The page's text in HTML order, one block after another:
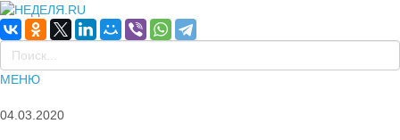
МЕНЮ
04.03.2020